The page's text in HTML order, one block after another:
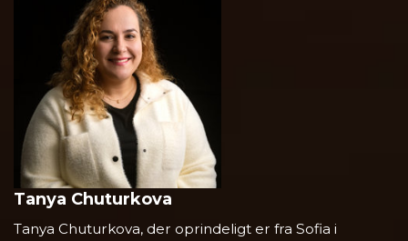
Tanya Chuturkova
Tanya Chuturkova, der oprindeligt er fra Sofia i